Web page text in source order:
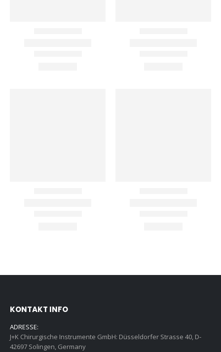
KONTAKT INFO
ADRESSE:
J+K Chirurgische Instrumente GmbH: Düsseldorfer Strasse 40, D-
42697 Solingen, Germany